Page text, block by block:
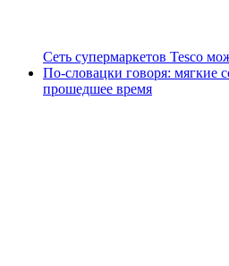
Сеть супермаркетов Tesco
По-словацки говоря: мягкие
прошедшее время